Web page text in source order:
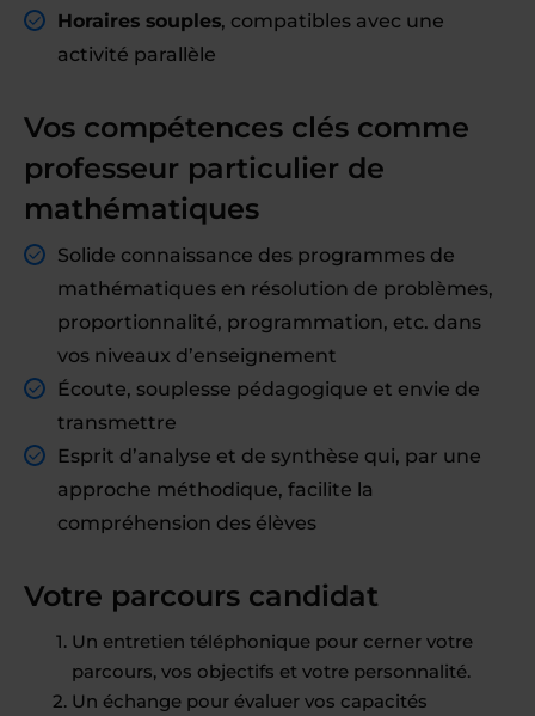
Horaires souples, compatibles avec une
activité parallèle
Vos compétences clés comme
professeur particulier de
mathématiques
Solide connaissance des programmes de
mathématiques en résolution de problèmes,
proportionnalité, programmation, etc. dans
vos niveaux d’enseignement
Écoute, souplesse pédagogique et envie de
transmettre
Esprit d’analyse et de synthèse qui, par une
approche méthodique, facilite la
compréhension des élèves
Votre parcours candidat
Un entretien téléphonique pour cerner votre
parcours, vos objectifs et votre personnalité.
Un échange pour évaluer vos capacités